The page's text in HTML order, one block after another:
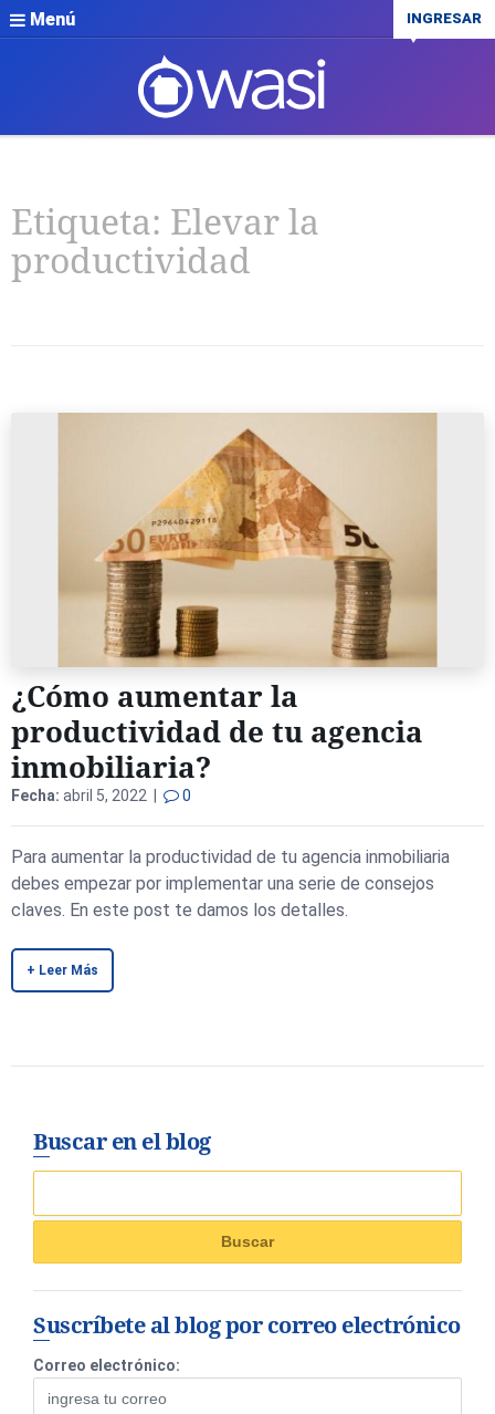
Menú INGRESAR
Etiqueta: Elevar la
productividad
¿Cómo aumentar la
productividad de tu agencia
inmobiliaria?
Fecha: abril 5, 2022 | 0
Para aumentar la productividad de tu agencia inmobiliaria
debes empezar por implementar una serie de consejos
claves. En este post te damos los detalles.
+ Leer Más
Buscar en el blog
Suscríbete al blog por correo electrónico
Correo electrónico: